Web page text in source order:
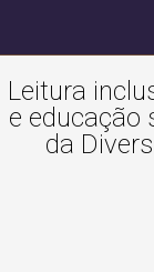
Leitura
e educação
da